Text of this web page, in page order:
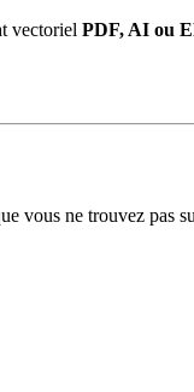
vectoriel PDF, AI ou
vous ne trouvez pas